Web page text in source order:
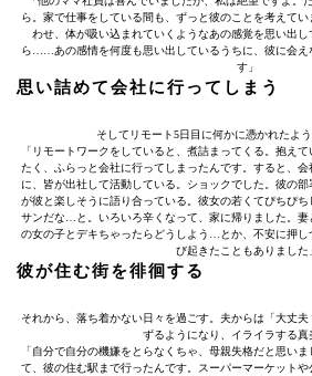
ら。家で仕事をしている間も、ずっと彼のことを考えて
わせ、体が吸い込まれていくようなあの感覚を思い出
ら……あの感情を何度も思い出しているうちに、彼に会え
す」
思い詰めて会社に行ってしまう
そしてリモート5日目に何かに憑かれたよう
「リモートワークをしていると、煮詰まってくる。抱え
たく、ふらっと会社に行ってしまったんです。すると、
に、皆が出社して活動している。ショックでした。彼の
が彼と楽しそうに語り合っている。彼女の若くてぴちぴ
サンだな…と。いろいろ辛くなって、家に帰りました。
の女の子とデキちゃったらどうしよう…とか、不安に押
び起きたこともありました
彼が住む街を徘徊する
それから、落ち着かない日々を過ごす。夫からは「大丈
ずるようになり、イライラする真
「自分で自分の機嫌をとらなくちゃ、母親失格だと思い
て、彼の住む駅まで行ったんです。スーパーマーケット